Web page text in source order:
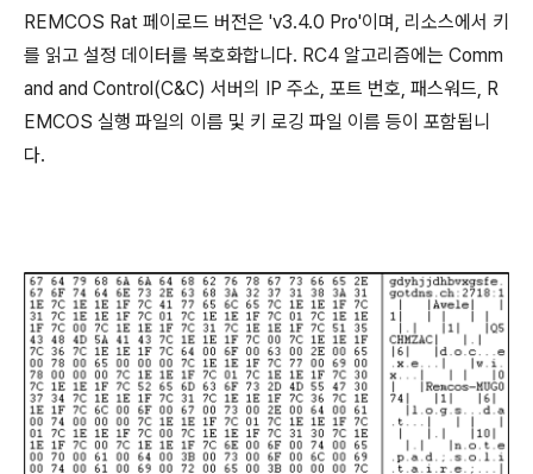
REMCOS Rat 페이로드 버전은 'v3.4.0 Pro'이며, 리소스에서 키
를 읽고 설정 데이터를 복호화합니다. RC4 알고리즘에는 Comm
and and Control(C&C) 서버의 IP 주소, 포트 번호, 패스워드, R
EMCOS 실행 파일의 이름 및 키 로깅 파일 이름 등이 포함됩니
다.